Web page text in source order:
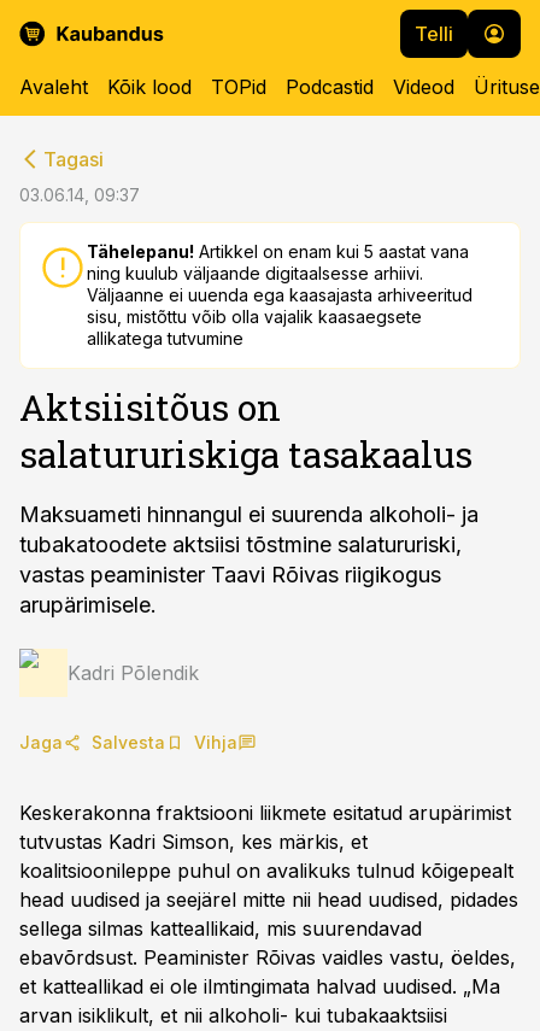
Telli
Avaleht Kõik lood TOPid Podcastid Videod
Tagasi
03.06.14, 09:37
Tähelepanu! Artikkel on enam kui 5 aastat vana
ning kuulub väljaande digitaalsesse arhiivi.
Väljaanne ei uuenda ega kaasajasta arhiveeritud
sisu, mistõttu võib olla vajalik kaasaegsete
allikatega tutvumine
Aktsiisitõus on
salatururiskiga tasakaalus
Maksuameti hinnangul ei suurenda alkoholi- ja
tubakatoodete aktsiisi tõstmine salatururiski,
vastas peaminister Taavi Rõivas riigikogus
arupärimisele.
Kadri Põlendik
Jaga Salvesta Vihja
Keskerakonna fraktsiooni liikmete esitatud arupärimist
tutvustas Kadri Simson, kes märkis, et
koalitsioonileppe puhul on avalikuks tulnud kõigepealt
head uudised ja seejärel mitte nii head uudised, pidades
sellega silmas katteallikaid, mis suurendavad
ebavõrdsust. Peaminister Rõivas vaidles vastu, öeldes,
et katteallikad ei ole ilmtingimata halvad uudised. „Ma
arvan isiklikult, et nii alkoholi- kui tubakaaktsiisi